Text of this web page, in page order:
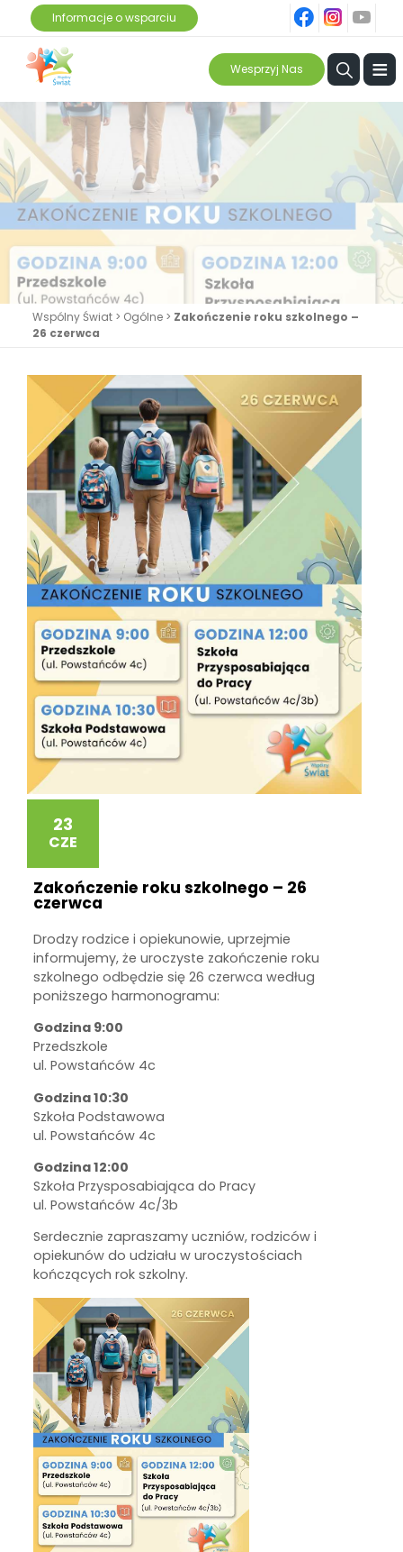
Informacje o wsparciu
ins
Wesprzyj Nas ≡
Wspólny Świat > Ogólne > Zakończenie roku szkolnego –
26 czerwca
23
CZE
Zakończenie roku szkolnego – 26
czerwca
Drodzy rodzice i opiekunowie, uprzejmie
informujemy, że uroczyste zakończenie roku
szkolnego odbędzie się 26 czerwca według
poniższego harmonogramu:
Godzina 9:00
Przedszkole
ul. Powstańców 4c
Godzina 10:30
Szkoła Podstawowa
ul. Powstańców 4c
Godzina 12:00
Szkoła Przysposabiająca do Pracy
ul. Powstańców 4c/3b
Serdecznie zapraszamy uczniów, rodziców i
opiekunów do udziału w uroczystościach
kończących rok szkolny.